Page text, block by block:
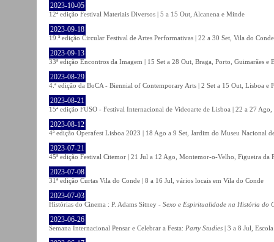
2023-10-05
12ª edição Festival Materiais Diversos | 5 a 15 Out, Alcanena e Minde
2023-09-18
19.ª edição Circular Festival de Artes Performativas | 22 a 30 Set, Vila do Conde
2023-09-13
33ª edição Encontros da Imagem | 15 Set a 28 Out, Braga, Porto, Guimarães e
2023-08-29
4.ª edição da BoCA - Biennial of Contemporary Arts | 2 Set a 15 Out, Lisboa e
2023-08-21
15ª edição FUSO - Festival Internacional de Videoarte de Lisboa | 22 a 27
2023-08-12
4ª edição Operafest Lisboa 2023 | 18 Ago a 9 Set, Jardim do Museu Nacional
2023-07-21
45ª edição Festival Citemor | 21 Jul a 12 Ago, Montemor-o-Velho, Figueira da
2023-07-08
31ª edição Curtas Vila do Conde | 8 a 16 Jul, vários locais em Vila do Conde
2023-07-03
Histórias do Cinema : P. Adams Sitney - Sexo e Espiritualidade na História do
2023-06-26
Semana Internacional Pensar e Celebrar a Festa: Party Studies | 3 a 8 Jul,